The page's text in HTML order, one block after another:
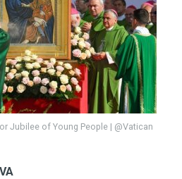
Jubilee of Young People | @Vatican